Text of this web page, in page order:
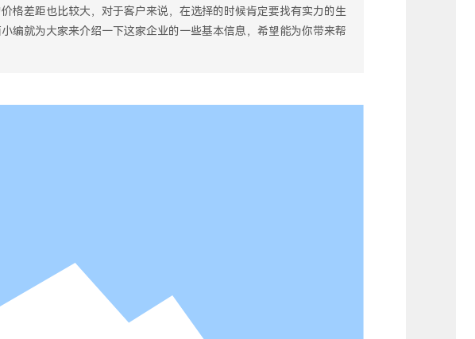
格差距也比较大，对于客户来说，在选择的时候肯定要找有实力的生
编就为大家来介绍一下这家企业的一些基本信息，希望能为你带来帮